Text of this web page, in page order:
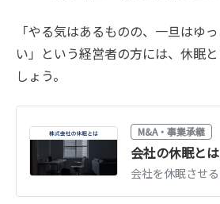
「やる気はあるものの、一旦はゆ
い」という経営者の方には、休眠
しょう。
M&A・事業承継